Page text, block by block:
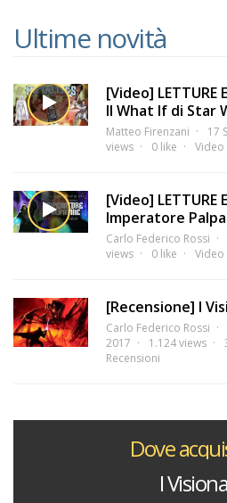
Ultime novità
[Video] LETTURE
Il What If di Star
Matteo Firenzani 17
views
0 like Video
[Video] LETTURE
Imperatore
Carlo Federico Rossi
views
0 like Video
[Recensione] I
Carlo Federico Rossi
2017
1.124 views
Recensioni
Dove
I